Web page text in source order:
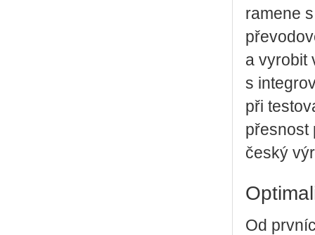
ramene
a vyrobit
s
při
přesnost
český
Od